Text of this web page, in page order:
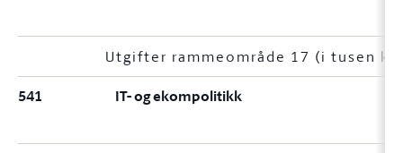
Utgifter rammeområde 17 (i tusen
541 IT- og ekompolitikk